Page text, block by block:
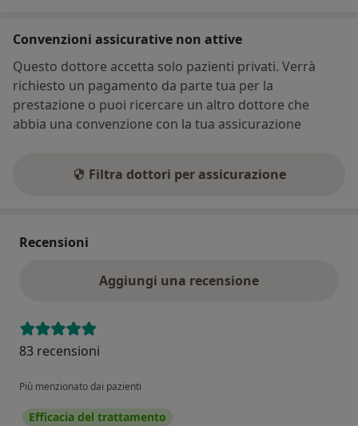
Convenzioni assicurative non attive
Questo dottore accetta solo pazienti privati. Verrà
richiesto un pagamento da parte tua per la
prestazione o puoi ricercare un altro dottore che
abbia una convenzione con la tua assicurazione
Filtra dottori per assicurazione
Recensioni
Aggiungi una recensione
83 recensioni
Più menzionato dai pazienti
Efficacia del trattamento